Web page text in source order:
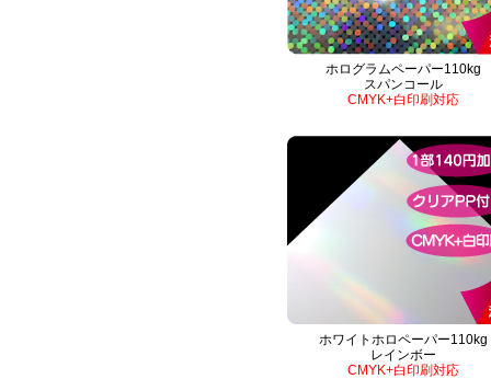
ホログラムペーパー110kg
スパンコール
CMYK+白印刷対応
ホワイトホロペーパー110kg
レインボー
CMYK+白印刷対応